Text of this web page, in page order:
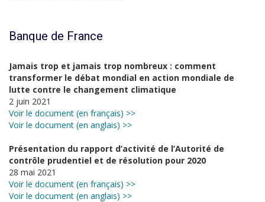
Banque de France
Jamais trop et jamais trop nombreux : comment
transformer le débat mondial en action mondiale de
lutte contre le changement climatique
2 juin 2021
Voir le document (en français) >>
Voir le document (en anglais) >>
Présentation du rapport d’activité de l’Autorité de
contrôle prudentiel et de résolution pour 2020
28 mai 2021
Voir le document (en français) >>
Voir le document (en anglais) >>